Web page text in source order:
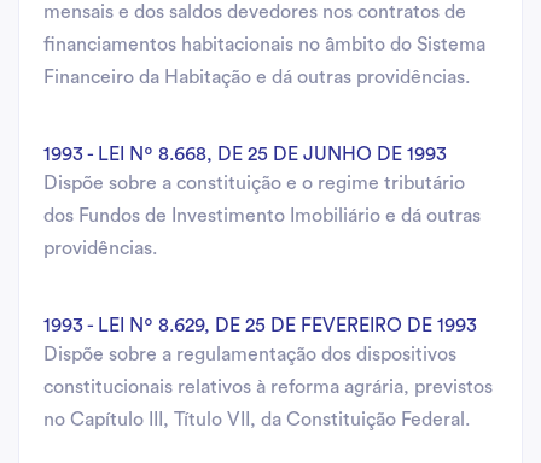
mensais e dos saldos devedores nos contratos de
financiamentos habitacionais no âmbito do Sistema
Financeiro da Habitação e dá outras providências.
1993 - LEI Nº 8.668, DE 25 DE JUNHO DE 1993
Dispõe sobre a constituição e o regime tributário
dos Fundos de Investimento Imobiliário e dá outras
providências.
1993 - LEI Nº 8.629, DE 25 DE FEVEREIRO DE 1993
Dispõe sobre a regulamentação dos dispositivos
constitucionais relativos à reforma agrária, previstos
no Capítulo III, Título VII, da Constituição Federal.